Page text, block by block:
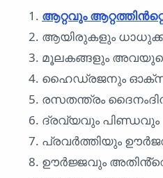
ആറ്റവും
ആയിരുകളും
മൂലകങ്ങളും
ഹൈഡ്രജനും
രസതന്ത്രം
ദ്രവ്യവും പിണ്ഡവും
പ്രവർത്തിയും
ഊർജ്ജവും